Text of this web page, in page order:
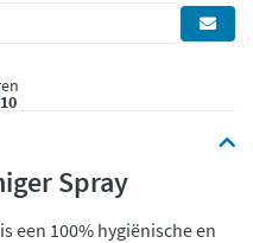
Spray
een 100% hygiënische en